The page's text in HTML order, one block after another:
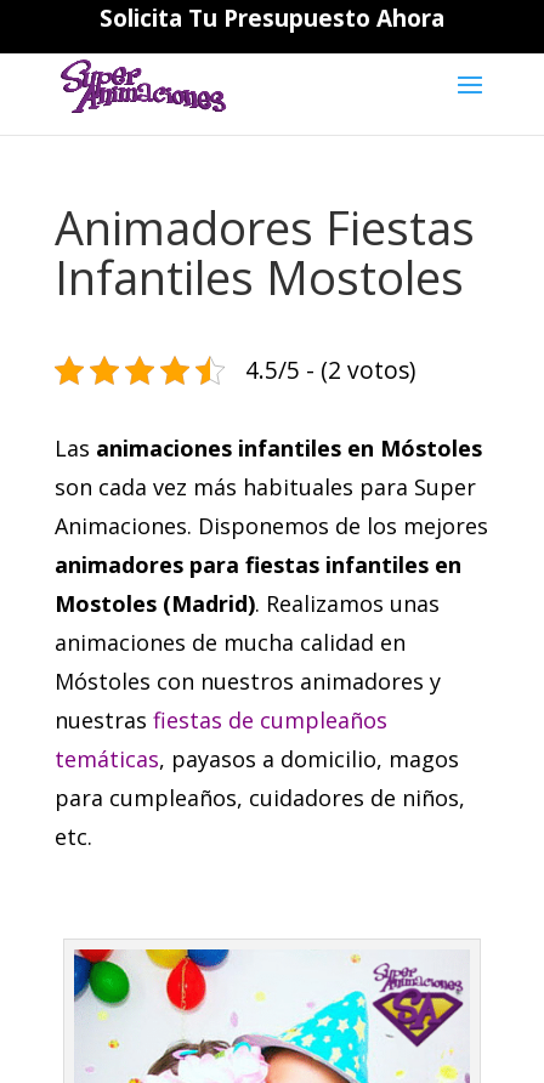
Solicita Tu Presupuesto Ahora
644194202 daniela@superanimaciones.com
Animadores Fiestas
Infantiles Mostoles
4.5/5 - (2 votos)
Las animaciones infantiles en Móstoles
son cada vez más habituales para Super
Animaciones. Disponemos de los mejores
animadores para fiestas infantiles en
Mostoles (Madrid). Realizamos unas
animaciones de mucha calidad en
Móstoles con nuestros animadores y
nuestras fiestas de cumpleaños
temáticas, payasos a domicilio, magos
para cumpleaños, cuidadores de niños,
etc.